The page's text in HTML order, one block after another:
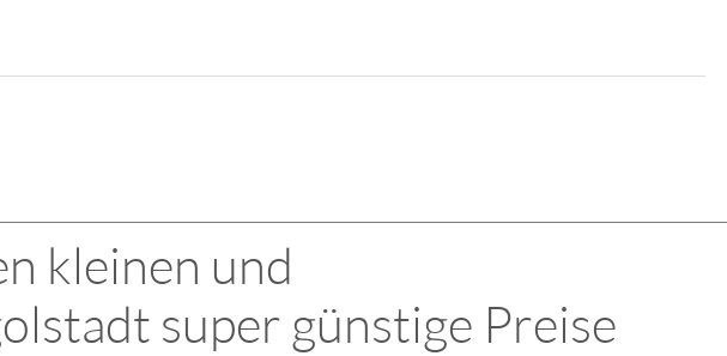
kleinen und
super günstige Preise